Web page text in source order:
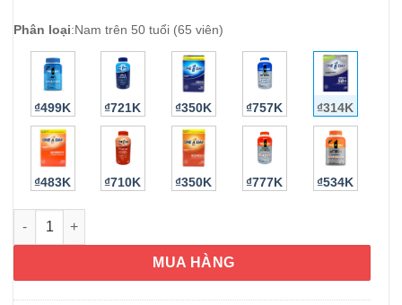
Phân loại:Nam trên 50 tuổi (65 viên)
₫499K ₫721K ₫350K ₫757K ₫314K
₫483K ₫710K ₫350K ₫777K ₫534K
Vitamin One A Day cho nam giới trên 50 tuổi One A Day
MUA HÀNG